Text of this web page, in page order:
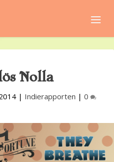
Nolla
| Indierapporten | 0